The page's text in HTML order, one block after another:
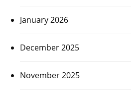
January 2026
December 2025
November 2025